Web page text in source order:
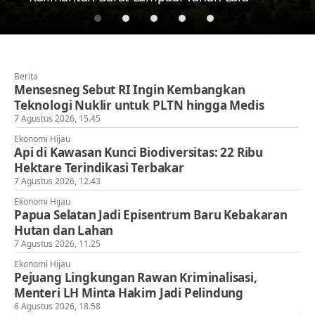
Berita
Mensesneg Sebut RI Ingin Kembangkan
Teknologi Nuklir untuk PLTN hingga Medis
7 Agustus 2026, 15.45
Ekonomi Hijau
Api di Kawasan Kunci Biodiversitas: 22 Ribu
Hektare Terindikasi Terbakar
7 Agustus 2026, 12.43
Ekonomi Hijau
Papua Selatan Jadi Episentrum Baru Kebakaran
Hutan dan Lahan
7 Agustus 2026, 11.25
Ekonomi Hijau
Pejuang Lingkungan Rawan Kriminalisasi,
Menteri LH Minta Hakim Jadi Pelindung
6 Agustus 2026, 18.58